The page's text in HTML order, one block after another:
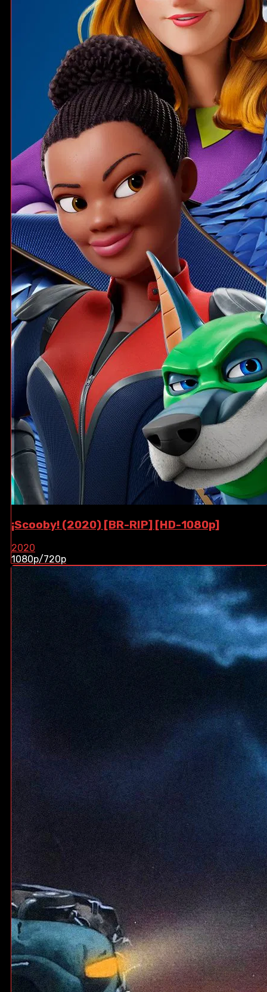
¡Scooby! (2020) [BR-RIP] [HD-1080p]
2020
1080p/720p